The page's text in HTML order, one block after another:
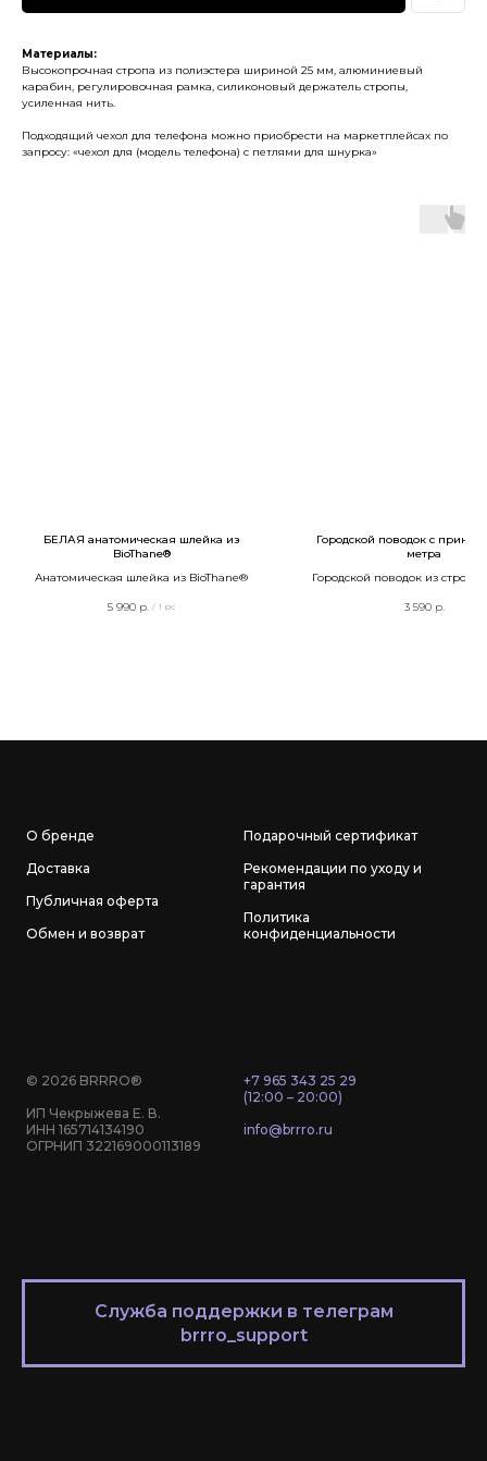
Материалы:
Высокопрочная стропа из полиэстера шириной 25 мм, алюминиевый
карабин, регулировочная рамка, силиконовый держатель стропы,
усиленная нить.
Подходящий чехол для телефона можно приобрести на маркетплейсах по
запросу: «чехол для (модель телефона) с петлями для шнурка»
БЕЛАЯ анатомическая шлейка из
BioThane®
Анатомическая шлейка из BioThane®
5 990 р. / 1 pc
Городской поводок с
метра
Городской поводок из стропы
3 590 р.
О бренде
Доставка
Публичная оферта
Обмен и возврат
Подарочный сертификат
Рекомендации по уходу и
гарантия
Политика
конфиденциальности
© 2026 BRRRO®
ИП Чекрыжева Е. В.
ИНН 165714134190
ОГРНИП 322169000113189
+7 965 343 25 29
(12:00 – 20:00)
info@brrro.ru
Служба поддержки в телеграм
brrro_support